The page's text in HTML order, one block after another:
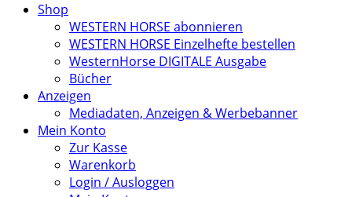
Shop
WESTERN HORSE abonnieren
WESTERN HORSE Einzelhefte bestellen
WesternHorse DIGITALE Ausgabe
Bücher
Anzeigen
Mediadaten, Anzeigen & Werbebanner
Mein Konto
Zur Kasse
Warenkorb
Login / Ausloggen